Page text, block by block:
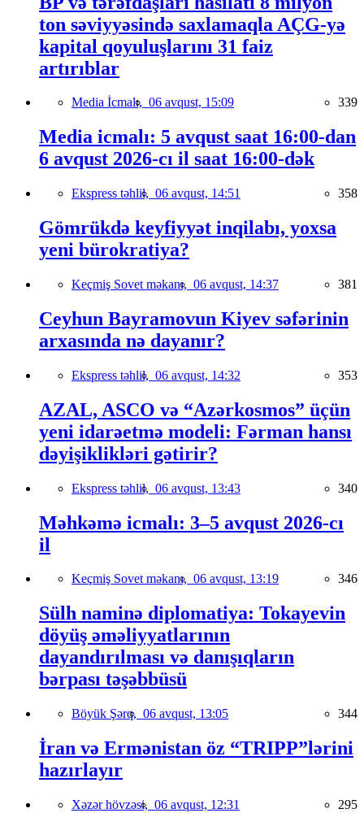
ton səviyyəsində saxlamaqla AÇG-yə
kapital qoyuluşlarını 31 faiz
artırıblar
Media İcmalı, 06 avqust, 15:09 339
Media icmalı: 5 avqust saat 16:00-dan
6 avqust 2026-cı il saat 16:00-dək
Ekspress təhlil, 06 avqust, 14:51 358
Gömrükdə keyfiyyət inqilabı, yoxsa
yeni bürokratiya?
Keçmiş Sovet məkanı, 06 avqust, 14:37 381
Ceyhun Bayramovun Kiyev səfərinin
arxasında nə dayanır?
Ekspress təhlil, 06 avqust, 14:32 353
AZAL, ASCO və “Azərkosmos” üçün
yeni idarəetmə modeli: Fərman hansı
dəyişiklikləri gətirir?
Ekspress təhlil, 06 avqust, 13:43 340
Məhkəmə icmalı: 3–5 avqust 2026-cı
il
Keçmiş Sovet məkanı, 06 avqust, 13:19 346
Sülh naminə diplomatiya: Tokayevin
döyüş əməliyyatlarının
dayandırılması və danışıqların
bərpası təşəbbüsü
Böyük Şərq, 06 avqust, 13:05 344
İran və Ermənistan öz “TRIPP”lərini
hazırlayır
Xəzər hövzəsi, 06 avqust, 12:31 295